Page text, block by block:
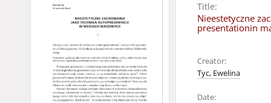
Title:
Nieestetyczne
presentationin
Creator:
Tyc, Ewelina
Date: